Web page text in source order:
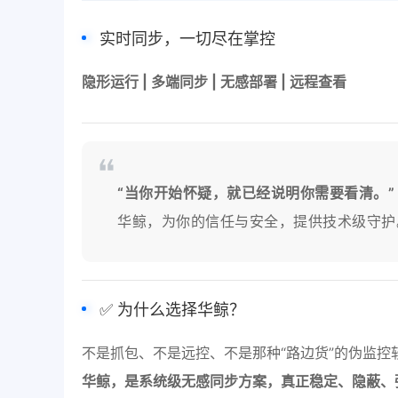
实时同步，一切尽在掌控
隐形运行 | 多端同步 | 无感部署 | 远程查看
“当你开始怀疑，就已经说明你需要看清。”
华鲸，为你的信任与安全，提供技术级守护
✅ 为什么选择华鲸？
不是抓包、不是远控、不是那种“路边货”的伪监控
华鲸，是系统级无感同步方案，真正稳定、隐蔽、